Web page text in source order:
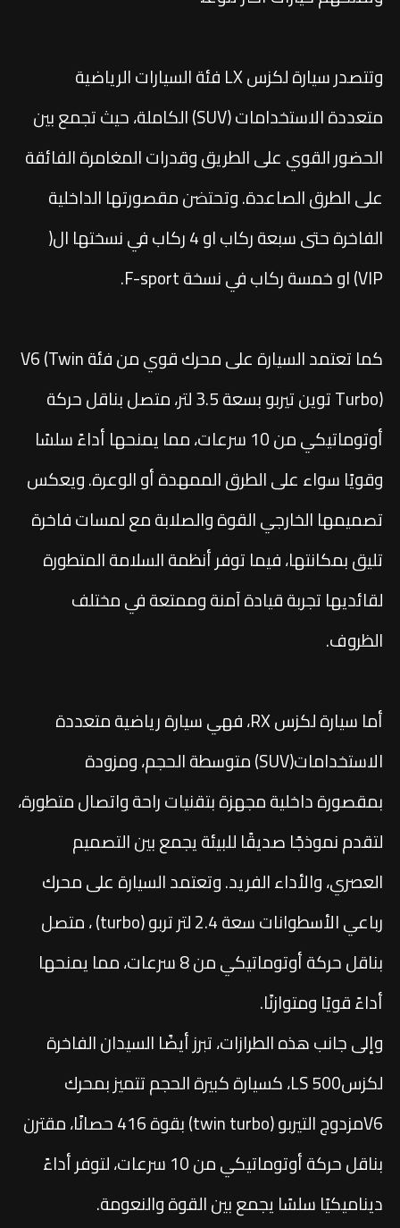
وتتصدر سيارة لكزس LX فئة السيارات الرياضية
متعددة الاستخدامات (SUV) الكاملة، حيث تجمع بين
الحضور القوي على الطريق وقدرات المغامرة الفائقة
على الطرق الصاعدة. وتحتضن مقصورتها الداخلية
الفاخرة حتى سبعة ركاب او 4 ركاب في نسختها ال(
VIP) او خمسة ركاب في نسخة F-sport.
كما تعتمد السيارة على محرك قوي من فئة V6 (Twin
Turbo) توين تيربو بسعة 3.5 لتر، متصل بناقل حركة
أوتوماتيكي من 10 سرعات، مما يمنحها أداءً سلسًا
وقويًا سواء على الطرق الممهدة أو الوعرة. ويعكس
تصميمها الخارجي القوة والصلابة مع لمسات فاخرة
تليق بمكانتها، فيما توفر أنظمة السلامة المتطورة
لقائديها تجربة قيادة آمنة وممتعة في مختلف
الظروف.
أما سيارة لكزس RX، فهي سيارة رياضية متعددة
الاستخدامات(SUV) متوسطة الحجم، ومزودة
بمقصورة داخلية مجهزة بتقنيات راحة واتصال متطورة،
لتقدم نموذجًا صديقًا للبيئة يجمع بين التصميم
العصري، والأداء الفريد. وتعتمد السيارة على محرك
رباعي الأسطوانات سعة 2.4 لتر تربو (turbo) ، متصل
بناقل حركة أوتوماتيكي من 8 سرعات، مما يمنحها
أداءً قويًا ومتوازنًا.
وإلى جانب هذه الطرازات، تبرز أيضًا السيدان الفاخرة
لكزس500 LS، كسيارة كبيرة الحجم تتميز بمحرك
V6مزدوج التيربو (twin turbo) بقوة 416 حصانًا، مقترن
بناقل حركة أوتوماتيكي من 10 سرعات، لتوفر أداءً
ديناميكيًا سلسًا يجمع بين القوة والنعومة.